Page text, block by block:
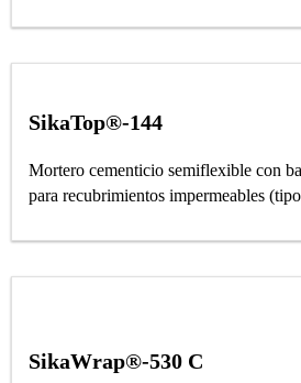
SikaTop®-144
Mortero cementicio semiflexible con
para recubrimientos impermeables
SikaWrap®-530 C